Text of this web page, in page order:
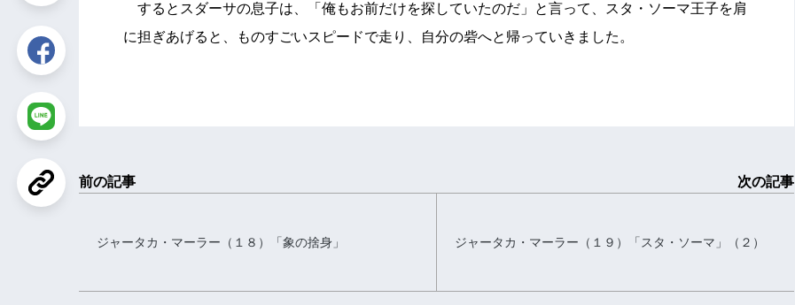
するとスダーサの息子は、「俺もお前だけを探していたのだ」と言って、スタ・ソーマ王子を肩
に担ぎあげると、ものすごいスピードで走り、自分の砦へと帰っていきました。
前の記事
ジャータカ・マーラー（１８）「象の捨身」
次の記事
ジャータカ・マーラー（１９）「スタ・ソーマ」（２）